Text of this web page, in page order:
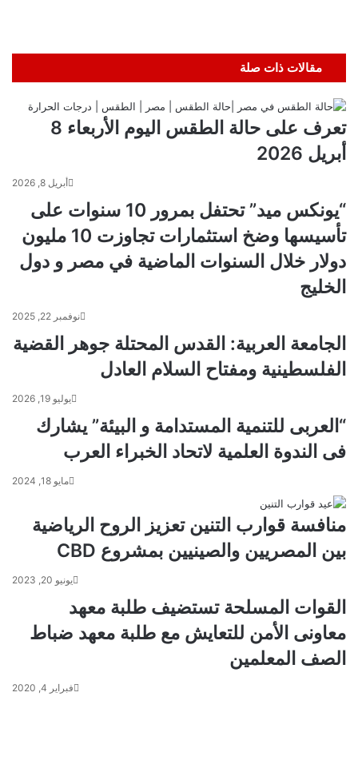
مقالات ذات صلة
تعرف على حالة الطقس اليوم الأربعاء 8
أبريل 2026
أبريل 8, 2026
“يونكس ميد” تحتفل بمرور 10 سنوات على
تأسيسها وضخ استثمارات تجاوزت 10 مليون
دولار خلال السنوات الماضية في مصر و دول
الخليج
نوفمبر 22, 2025
الجامعة العربية: القدس المحتلة جوهر القضية
الفلسطينية ومفتاح السلام العادل
يوليو 19, 2026
“العربى للتنمية المستدامة و البيئة” يشارك
فى الندوة العلمية لاتحاد الخبراء العرب
مايو 18, 2024
منافسة قوارب التنين تعزيز الروح الرياضية
بين المصريين والصينيين بمشروع CBD
يونيو 20, 2023
القوات المسلحة تستضيف طلبة معهد
معاونى الأمن للتعايش مع طلبة معهد ضباط
الصف المعلمين
فبراير 4, 2020